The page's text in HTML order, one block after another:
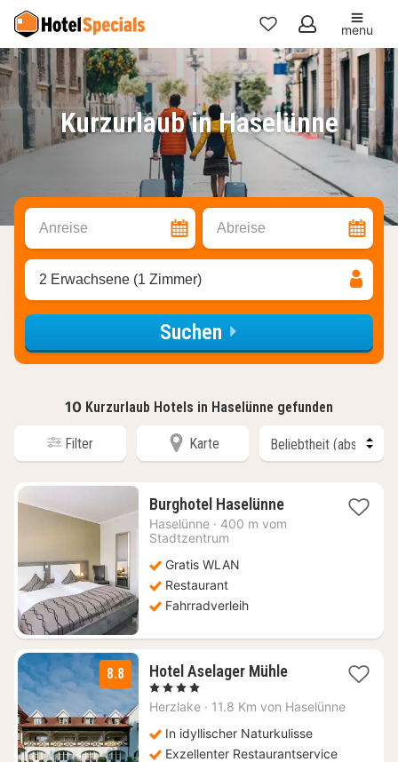
Meine
Favoriten
menu
Kurzurlaub in Haselünne
Anreise Abreise
2 Erwachsene (1 Zimmer)
Suchen
10 Kurzurlaub Hotels in Haselünne gefunden
Filter Karte
Burghotel Haselünne1
Nacht
Haselünne · 400 m vom
Stadtzentrum
Gratis WLAN
Restaurant
Fahrradverleih
8.8 Hotel Aselager Mühle1
ab
€
, 4 Sterne
Herzlake · 11.8 Km von Haselünne
In idyllischer Naturkulisse
Exzellenter Restaurantservice